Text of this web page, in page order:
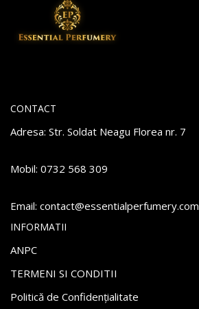
CONTACT
Adresa: Str. Soldat Neagu Florea nr. 7
Mobil: 0732 568 309
Email: moc.y
remuf
repla
itnes
se@tc
atnoc
INFORMATII
ANPC
TERMENI SI CONDITII
Politică de Confidențialitate